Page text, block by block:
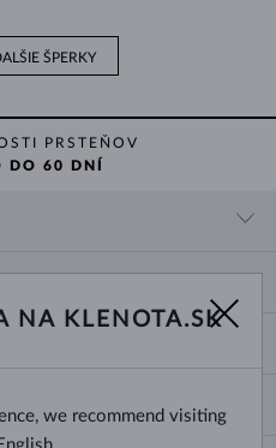
ŠPERKY
PRSTEŇOV
DO 60 DNÍ
NA KLENOTA.SK
we recommend visiting